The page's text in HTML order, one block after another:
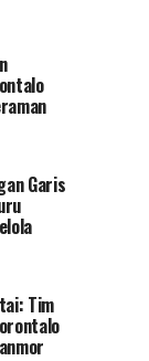
Garis
Tim